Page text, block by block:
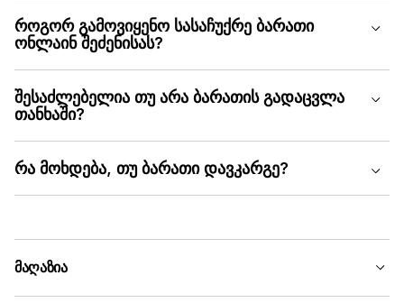
როგორ გამოვიყენო სასაჩუქრე ბარათი
ონლაინ შეძენისას?
შესაძლებელია თუ არა ბარათის გადაცვლა
თანხაში?
რა მოხდება, თუ ბარათი დავკარგე?
მაღაზია